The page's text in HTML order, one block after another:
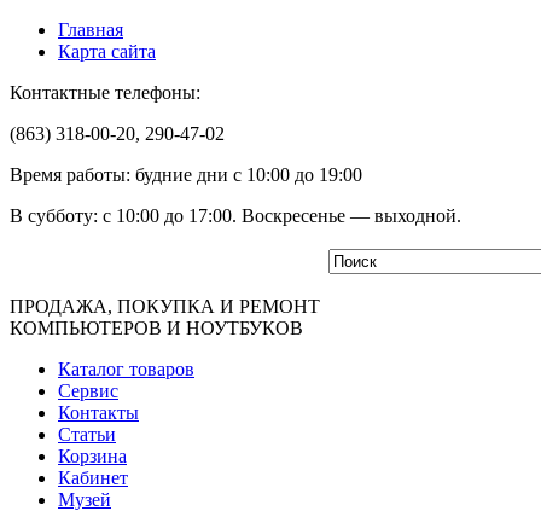
Главная
Карта сайта
Контактные телефоны:
(863) 318-00-20, 290-47-02
Время работы: будние дни с 10:00 до 19:00
В субботу: с 10:00 до 17:00. Воскресенье — выходной.
ПРОДАЖА, ПОКУПКА И РЕМОНТ
КОМПЬЮТЕРОВ И НОУТБУКОВ
Каталог товаров
Сервис
Контакты
Статьи
Корзина
Кабинет
Музей